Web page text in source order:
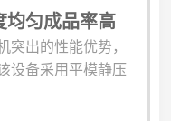
、污泥等有机物
体。设备通过内
，打破物料板结...
均匀成品率高
出的性能优势，
设备采用平模静压
粒、圆盘造粒的